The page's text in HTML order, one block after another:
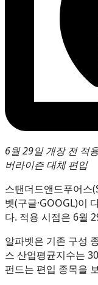
6월 29일 개장 전 적
버라이즌 대체 편입
스탠더드앤드푸어스
벳(구글·GOOGL)이
다. 적용 시점은 6월
알파벳은 기존 구성
스 산업평균지수는
펀드는 편입 종목을